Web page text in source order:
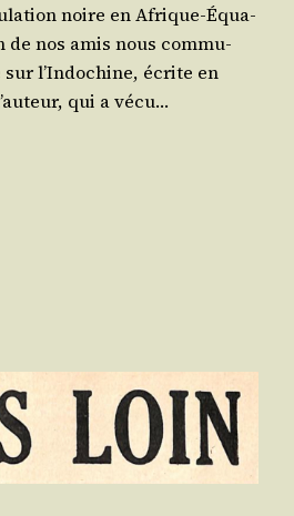
noire en Afrique-Équa­
de nos amis nous com­mu­
l’In­do­chine, écrite en
qui a vécu…